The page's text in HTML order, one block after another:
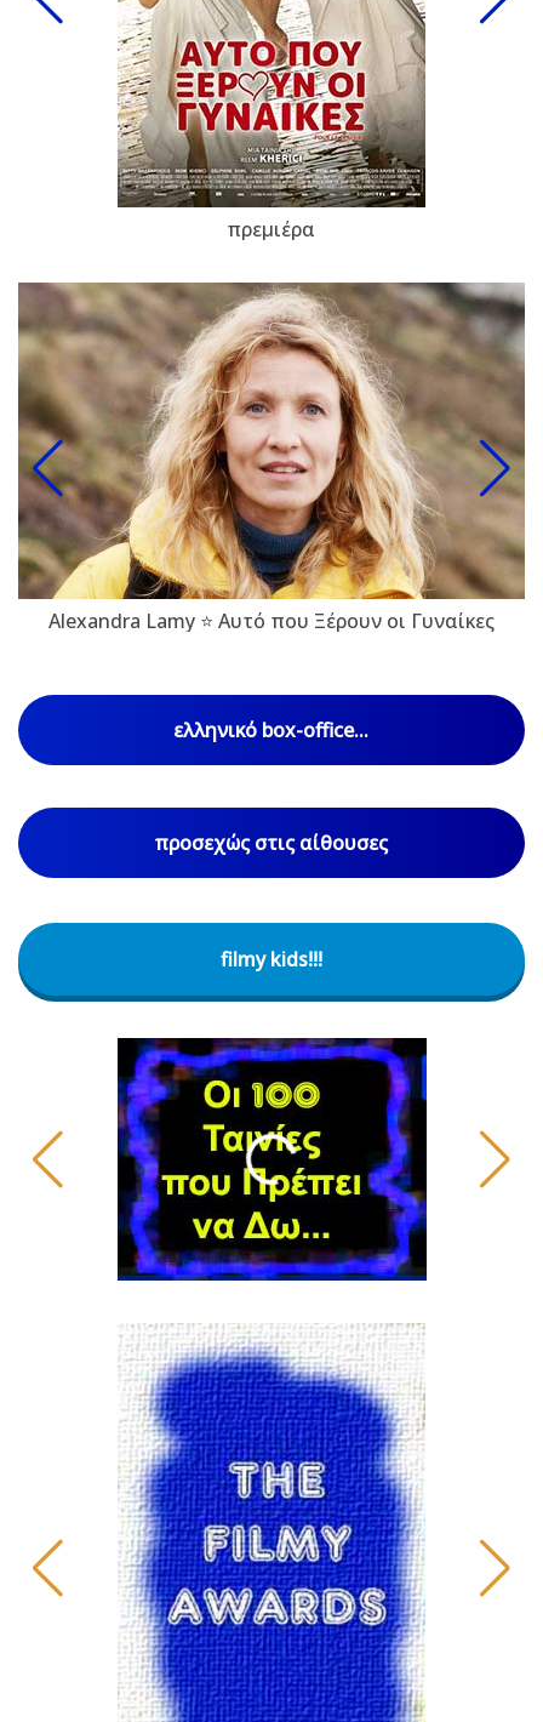
πρεμιέρα
Alexandra Lamy ⭐ Αυτό που Ξέρουν οι Γυναίκες
ελληνικό box-office...
προσεχώς στις αίθουσες
filmy kids!!!